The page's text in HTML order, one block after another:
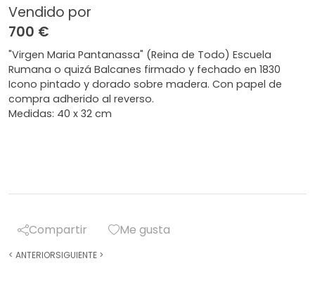
Vendido por
700 €
"Virgen Maria Pantanassa" (Reina de Todo) Escuela
Rumana o quizá Balcanes firmado y fechado en 1830
Icono pintado y dorado sobre madera. Con papel de
compra adherido al reverso.
Medidas: 40 x 32 cm
Compartir Me gusta
< ANTERIORSIGUIENTE >